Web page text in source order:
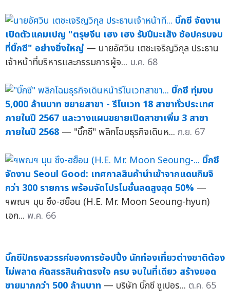
บิ๊กซี จัดงาน
เปิดตัวแคมเปญ "ตรุษจีน เฮง เฮง รับปีมะเส็ง ช้อปครบจบ
ที่บิ๊กซี" อย่างยิ่งใหญ่ — นายอัศวิน เตชะเจริญวิกุล ประธาน
เจ้าหน้าที่บริหารและกรรมการผู้จ... ม.ค. 68
บิ๊กซี ทุ่มงบ
5,000 ล้านบาท ขยายสาขา - รีโนเวท 18 สาขาทั่วประเทศ
ภายในปี 2567 และวางแผนขยายเปิดสาขาเพิ่ม 3 สาขา
ภายในปี 2568 — "บิ๊กซี" พลิกโฉมธุรกิจเดินห... ก.ย. 67
บิ๊กซี
จัดงาน Seoul Good: เทศกาลสินค้านำเข้าจากแดนกิมจิ
กว่า 300 รายการ พร้อมจัดโปรโมชั่นลดสูงสุด 50% —
ฯพณฯ มุน ซึง-ฮย็อน (H.E. Mr. Moon Seoung-hyun)
เอก... พ.ค. 66
บิ๊กซีปักธงสวรรค์ของการช้อปปิ้ง นักท่องเที่ยวต่างชาติต้อง
ไม่พลาด คัดสรรสินค้าตรงใจ ครบ จบในที่เดียว สร้างยอด
ขายมากกว่า 500 ล้านบาท — บริษัท บิ๊กซี ซูเปอร... ต.ค. 65